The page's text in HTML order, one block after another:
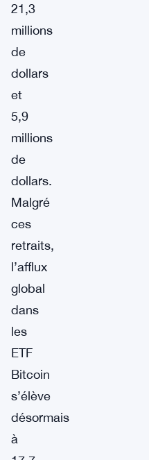
21,3
millions
de
dollars
et
5,9
millions
de
dollars.
Malgré
ces
retraits,
l’afflux
global
dans
les
ETF
Bitcoin
s’élève
désormais
à